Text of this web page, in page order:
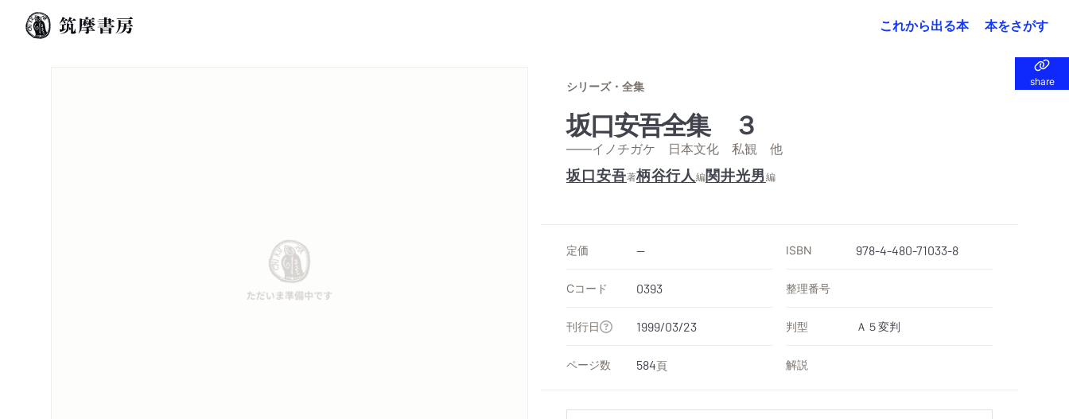
これから出る本 本をさがす
share
share
シリーズ・全集
坂口安吾全集 ３
——イノチガケ 日本文化 私観 他
坂口安吾著柄谷行人編関井光男編
定価 -- ISBN 978-4-480-71033-8
Cコード 0393 整理番号
刊行日 1999/03/23 判型 Ａ５変判
ページ数 584頁 解説